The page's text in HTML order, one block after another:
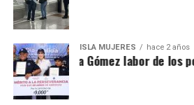
ISLA MUJERES hace 2 años
Atenea Gómez labor de los